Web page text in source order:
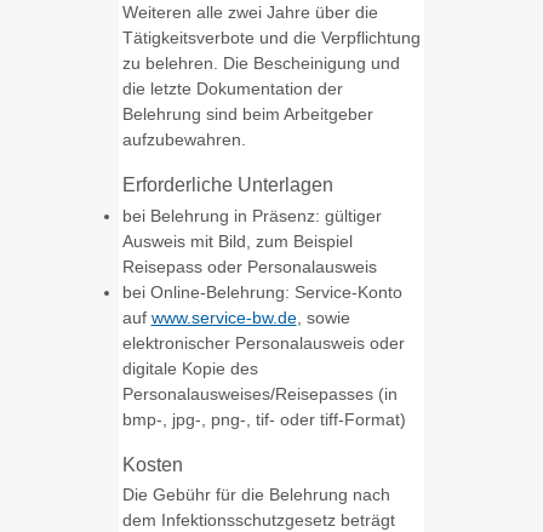
Weiteren alle zwei Jahre über die
Tätigkeitsverbote und die Verpflichtung
zu belehren. Die Bescheinigung und
die letzte Dokumentation der
Belehrung sind beim Arbeitgeber
aufzubewahren.
Erforderliche Unterlagen
bei Belehrung in Präsenz: gültiger
Ausweis mit Bild, zum Beispiel
Reisepass oder Personalausweis
bei Online-Belehrung: Service-Konto
auf www.service-bw.de, sowie
elektronischer Personalausweis oder
digitale Kopie des
Personalausweises/Reisepasses (in
bmp-, jpg-, png-, tif- oder tiff-Format)
Kosten
Die Gebühr für die Belehrung nach
dem Infektionsschutzgesetz beträgt